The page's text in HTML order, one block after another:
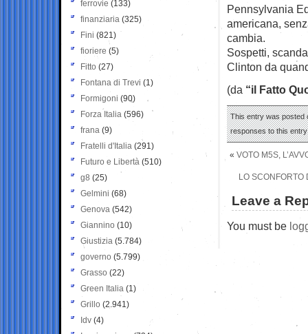
Pennsylvania
americana,
cambia.
Sospetti,
Clinton da
(da “il Fatto
This entry was posted
responses to this
« VOTO M5S,
LO SCONFORTO
Leave a
You must be
ferrovie (133)
finanziaria (325)
Fini (821)
fioriere (5)
Fitto (27)
Fontana di Trevi (1)
Formigoni (90)
Forza Italia (596)
frana (9)
Fratelli d'Italia (291)
Futuro e Libertà (510)
g8 (25)
Gelmini (68)
Genova (542)
Giannino (10)
Giustizia (5.784)
governo (5.799)
Grasso (22)
Green Italia (1)
Grillo (2.941)
Idv (4)